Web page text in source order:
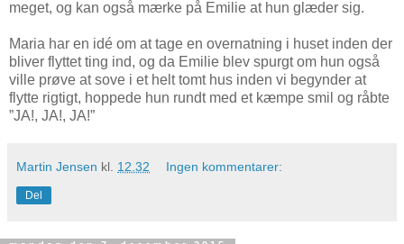
meget, og kan også mærke på Emilie at hun glæder sig.
Maria har en idé om at tage en overnatning i huset inden der
bliver flyttet ting ind, og da Emilie blev spurgt om hun også
ville prøve at sove i et helt tomt hus inden vi begynder at
flytte rigtigt, hoppede hun rundt med et kæmpe smil og råbte
”JA!, JA!, JA!”
Martin Jensen kl. 12.32 Ingen kommentarer:
Del